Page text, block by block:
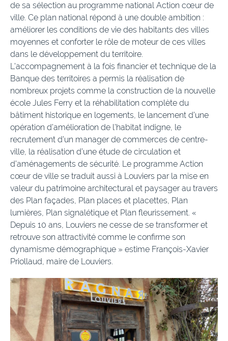
de sa sélection au programme national Action cœur de
ville. Ce plan national répond à une double ambition :
améliorer les conditions de vie des habitants des villes
moyennes et conforter le rôle de moteur de ces villes
dans le développement du territoire.
L’accompagnement à la fois financier et technique de la
Banque des territoires a permis la réalisation de
nombreux projets comme la construction de la nouvelle
école Jules Ferry et la réhabilitation complète du
bâtiment historique en logements, le lancement d’une
opération d’amélioration de l’habitat indigne, le
recrutement d’un manager de commerces de centre-
ville, la réalisation d’une étude de circulation et
d’aménagements de sécurité. Le programme Action
cœur de ville se traduit aussi à Louviers par la mise en
valeur du patrimoine architectural et paysager au travers
des Plan façades, Plan places et placettes, Plan
lumières, Plan signalétique et Plan fleurissement. «
Depuis 10 ans, Louviers ne cesse de se transformer et
retrouve son attractivité comme le confirme son
dynamisme démographique » estime François-Xavier
Priollaud, maire de Louviers.